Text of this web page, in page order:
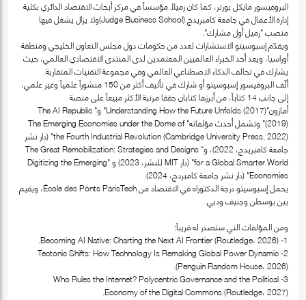
البروفيسور مايكل بورتر، كما كان زميلاً مؤسساً في مركز أبحاث الاقتصاد الدائري بكلية
إدارة الأعمال في جامعة كامبريدج (Judge Business School)ولا يزال يشغل فيها
منصب "زميل أول مشارك".
ويقدّم إسبوسيتو الاستشارات لعدد من حكومات دول مجلس التعاون الخليجي ومنطقة
أوراسيا، ويعد أحد الخبراء العالميين المعتمدين لدى المنتدى الاقتصادي العالمي، حيث
يشارك في تحالف الذكاء الاصطناعي العالمي وفي مجموعة التقنيات المتقاربة.
ألّف البروفيسور إسبوسيتو أو شارك في تأليف أكثر من 150 منشوراً علمياً وغير علمي،
إلى جانب 14 كتاباً، من أبرزها كتابان حققا مرتبة الأكثر مبيعاً على منصة
أمازون"Understanding How the Future Unfolds (2017)" و" The AI Republic
(2019)" وتشمل أحدث مؤلفاته" The Emerging Economies under the Dome of
the Fourth Industrial Revolution (Cambridge University Press, 2022)" (دار نشر
جامعة كامبريدج، 2022)، و" The Great Remobilization: Strategies and Designs
for a Global Smarter World" (دار MIT للنشر، 2023) و "Digitizing the Emerging
Economies" (دار نشر جامعة كامبردج، 2024).
يحمل إسبوسيتو درجة الدكتوراه في الاقتصاد من École des Ponts ParisTech، ويقيم
بين بوسطن وجنيف ودبي.
ومن المؤلفات التي ستصدر له قريباً:
1- Becoming AI Native: Charting the Next AI Frontier (Routledge، 2026).
2- Tectonic Shifts: How Technology Is Remaking Global Power Dynamic
(Penguin Random House، 2026).
3- Who Rules the Internet? Polycentric Governance and the Political
Economy of the Digital Commons (Routledge، 2027).